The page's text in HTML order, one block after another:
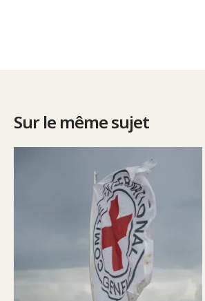
Sur le même sujet